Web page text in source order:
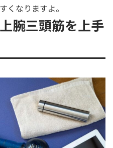
くなりますよ。
腕三頭筋を上手